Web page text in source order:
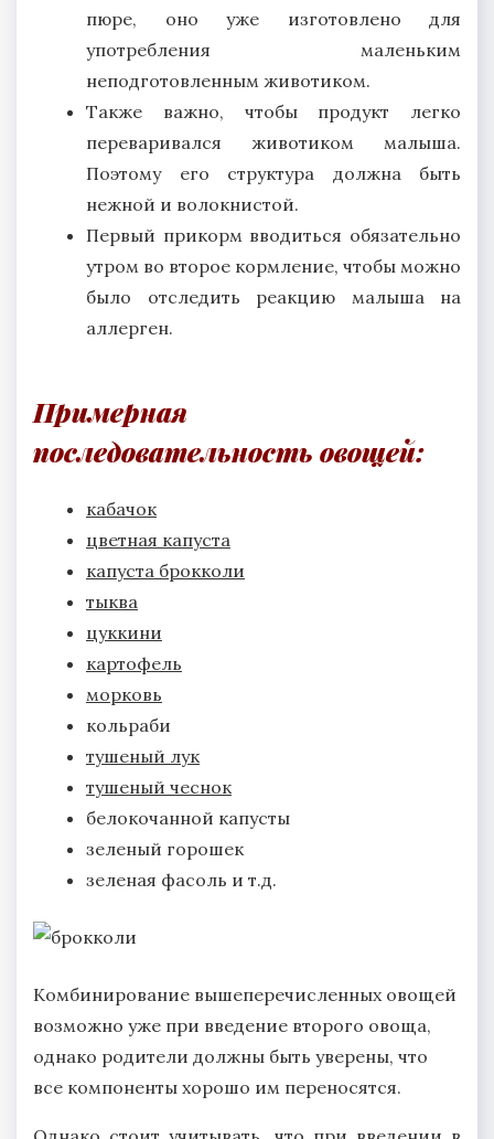
пюре, оно уже изготовлено для
употребления маленьким
неподготовленным животиком.
Также важно, чтобы продукт легко
переваривался животиком малыша.
Поэтому его структура должна быть
нежной и волокнистой.
Первый прикорм вводиться обязательно
утром во второе кормление, чтобы можно
было отследить реакцию малыша на
аллерген.
Примерная
последовательность овощей:
кабачок
цветная капуста
капуста брокколи
тыква
цуккини
картофель
морковь
кольраби
тушеный лук
тушеный чеснок
белокочанной капусты
зеленый горошек
зеленая фасоль и т.д.
Комбинирование вышеперечисленных овощей
возможно уже при введение второго овоща,
однако родители должны быть уверены, что
все компоненты хорошо им переносятся.